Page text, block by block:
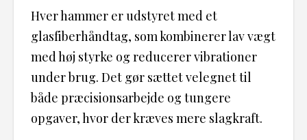
Hver hammer er udstyret med et
glasfiberhåndtag, som kombinerer lav vægt
med høj styrke og reducerer vibrationer
under brug. Det gør sættet velegnet til
både præcisionsarbejde og tungere
opgaver, hvor der kræves mere slagkraft.